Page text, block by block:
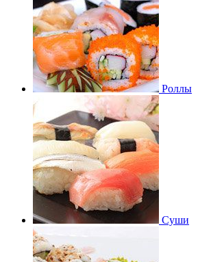
Роллы
Суши